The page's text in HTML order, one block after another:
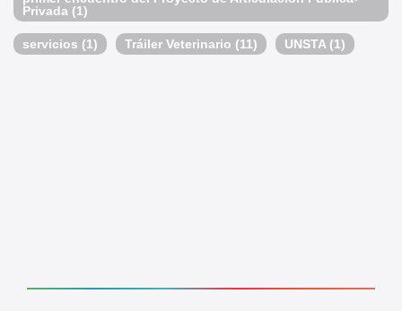
Privada (1)
servicios (1) Tráiler Veterinario (11) UNSTA (1)